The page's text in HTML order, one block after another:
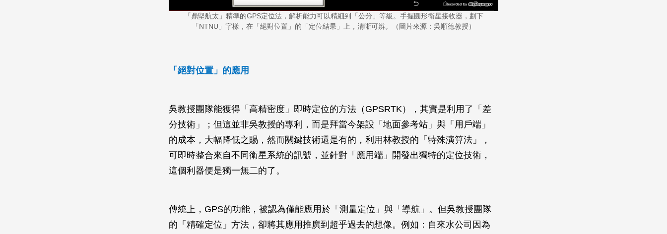
「鼎堅航太」精準的GPS定位法，解析能力可以精細到「公分」等級。手握圓形衛星接收器，劃下
「NTNU」字樣，在「絕對位置」的「定位結果」上，清晰可辨。（圖片來源：吳順德教授）
「絕對位置」的應用
吳教授團隊能獲得「高精密度」即時定位的方法（GPSRTK），其實是利用了「差
分技術」；但這並非吳教授的專利，而是拜當今架設「地面參考站」與「用戶端」
的成本，大幅降低之賜，然而關鍵技術還是有的，利用林教授的「特殊演算法」，
可即時整合來自不同衛星系統的訊號，並針對「應用端」開發出獨特的定位技術，
這個利器便是獨一無二的了。
傳統上，GPS的功能，被認為僅能應用於「測量定位」與「導航」。但吳教授團隊
的「精確定位」方法，卻將其應用推廣到超乎過去的想像。例如：自來水公司因為